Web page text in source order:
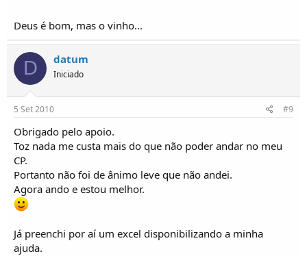
Deus é bom, mas o vinho...
D datum
Iniciado
5 Set 2010 #9
Obrigado pelo apoio.
Toz nada me custa mais do que não poder andar no meu
CP.
Portanto não foi de ânimo leve que não andei.
Agora ando e estou melhor.
Já preenchi por aí um excel disponibilizando a minha
ajuda.